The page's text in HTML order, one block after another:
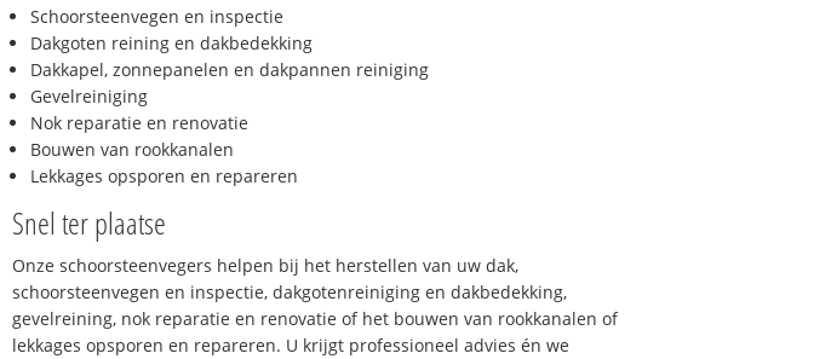
Schoorsteenvegen en inspectie
Dakgoten reining en dakbedekking
Dakkapel, zonnepanelen en dakpannen reiniging
Gevelreiniging
Nok reparatie en renovatie
Bouwen van rookkanalen
Lekkages opsporen en repareren
Snel ter plaatse
Onze schoorsteenvegers helpen bij het herstellen van uw dak,
schoorsteenvegen en inspectie, dakgotenreiniging en dakbedekking,
gevelreining, nok reparatie en renovatie of het bouwen van rookkanalen of
lekkages opsporen en repareren. U krijgt professioneel advies én we